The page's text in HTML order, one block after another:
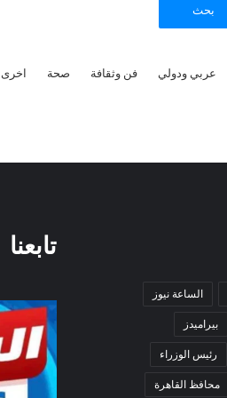
عربي ودولي فن وثقافة صحة اخرى
الساعة نيوز
بيراميدز
رئيس الوزراء
محافظ القاهرة
تابعنا